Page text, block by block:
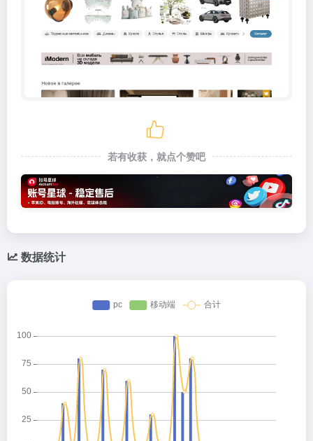
若有收获，就点个赞吧
数据统计